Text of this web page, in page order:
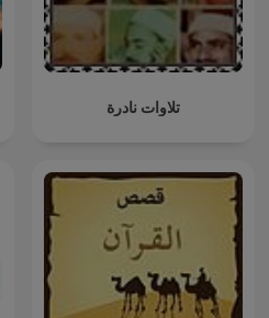
تلاوات نادرة